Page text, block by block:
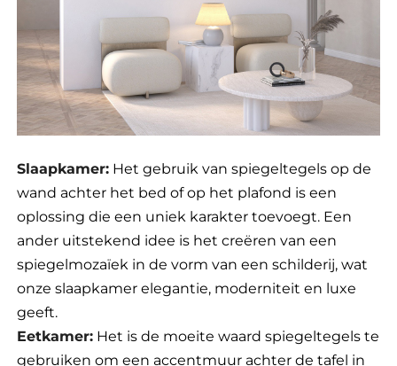
Slaapkamer: Het gebruik van spiegeltegels op de
wand achter het bed of op het plafond is een
oplossing die een uniek karakter toevoegt. Een
ander uitstekend idee is het creëren van een
spiegelmozaïek in de vorm van een schilderij, wat
onze slaapkamer elegantie, moderniteit en luxe
geeft.
Eetkamer: Het is de moeite waard spiegeltegels te
gebruiken om een accentmuur achter de tafel in